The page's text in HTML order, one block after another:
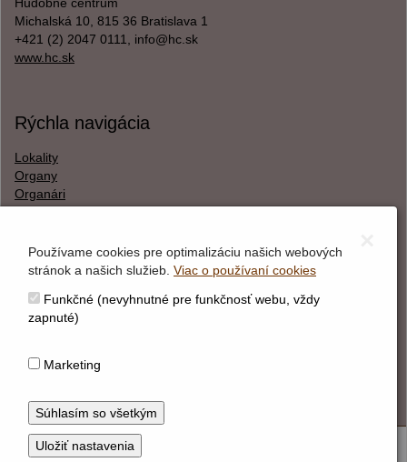
Michalská 10, 815 36 Bratislava 1
+421 (2) 2047 0111, info@hc.sk
www.hc.sk
Rýchla navigácia
Lokality
Organy
Organári
O webstránke
Správca obsahu
Vyhlásenie o cookies
© Hudobné centrum 2026
Používame cookies pre optimalizáciu našich webových
stránok a našich služieb. Viac o používaní cookies
Funkčné (nevyhnutné pre funkčnosť webu, vždy
zapnuté)
Marketing